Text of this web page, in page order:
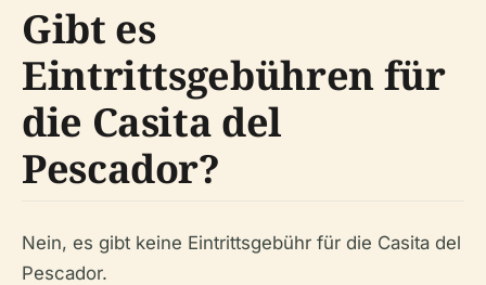
Gibt es
Eintrittsgebühren für
die Casita del
Pescador?
Nein, es gibt keine Eintrittsgebühr für die Casita del
Pescador.